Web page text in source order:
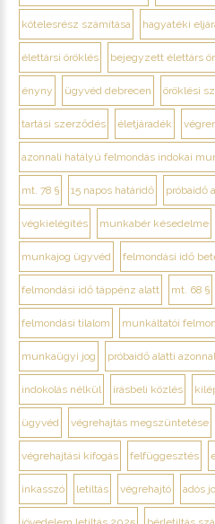
kötelesrész számítása hagyatéki
élettársi öröklés bejegyzett élettárs
ényny ügyvéd debrecen öröklési
tartási szerződés életjáradék
azonnali hatályú felmondás indokai
mt. 78 § 15 napos határidő próbaidő
végkielégítés munkabér késedelme
munkajog ügyvéd felmondási idő
felmondási idő táppénz alatt mt. 68 §
felmondási tilalom munkáltatói
munkaügyi jog próbaidő alatti
indokolás nélkül írásbeli közlés
ügyvéd végrehajtás megszüntetése
végrehajtási kifogás felfüggesztés
inkasszó letiltás végrehajtó adós